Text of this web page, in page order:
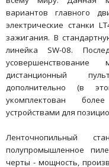
вариантов главного
электрические станки
зажигания. В
линейка SW-08.
дистанционный
дополнительно (в
укомплектован
устройствами для
Ленточнопильный
полупромышленное
черты - мощность,